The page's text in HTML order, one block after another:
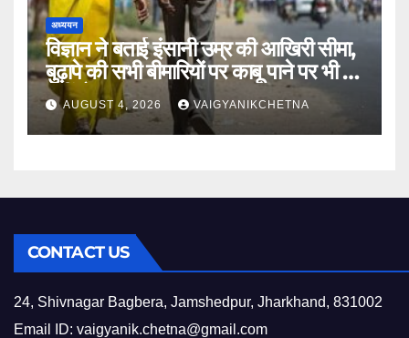
अध्ययन
विज्ञान ने बताई इंसानी उम्र की आखिरी सीमा,
बुढ़ापे की सभी बीमारियों पर काबू पाने पर भी वह
नहीं होगा ‘अमर’
AUGUST 4, 2026 VAIGYANIKCHETNA
CONTACT US
24, Shivnagar Bagbera, Jamshedpur, Jharkhand, 831002
Email ID: vaigyanik.chetna@gmail.com